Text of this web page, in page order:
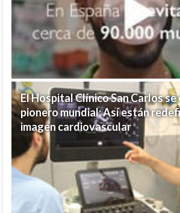
El Hospital Clínico San Carlos
pionero mundial: Así están
imagen cardiovascular